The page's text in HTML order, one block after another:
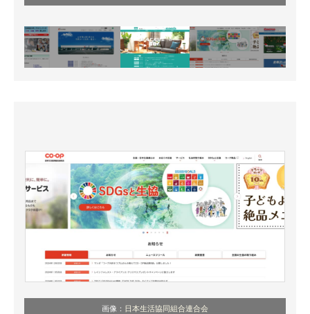
画像： 日本生活協同組合連合会